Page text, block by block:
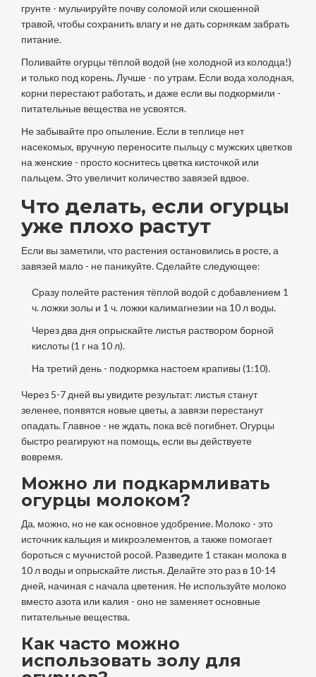
грунте - мульчируйте почву соломой или скошенной
травой, чтобы сохранить влагу и не дать сорнякам забрать
питание.
Поливайте огурцы тёплой водой (не холодной из колодца!)
и только под корень. Лучше - по утрам. Если вода холодная,
корни перестают работать, и даже если вы подкормили -
питательные вещества не усвоятся.
Не забывайте про опыление. Если в теплице нет
насекомых, вручную переносите пыльцу с мужских цветков
на женские - просто коснитесь цветка кисточкой или
пальцем. Это увеличит количество завязей вдвое.
Что делать, если огурцы
уже плохо растут
Если вы заметили, что растения остановились в росте, а
завязей мало - не паникуйте. Сделайте следующее:
Сразу полейте растения тёплой водой с добавлением 1
ч. ложки золы и 1 ч. ложки калимагнезии на 10 л воды.
Через два дня опрыскайте листья раствором борной
кислоты (1 г на 10 л).
На третий день - подкормка настоем крапивы (1:10).
Через 5-7 дней вы увидите результат: листья станут
зеленее, появятся новые цветы, а завязи перестанут
опадать. Главное - не ждать, пока всё погибнет. Огурцы
быстро реагируют на помощь, если вы действуете
вовремя.
Можно ли подкармливать
огурцы молоком?
Да, можно, но не как основное удобрение. Молоко - это
источник кальция и микроэлементов, а также помогает
бороться с мучнистой росой. Разведите 1 стакан молока в
10 л воды и опрыскайте листья. Делайте это раз в 10-14
дней, начиная с начала цветения. Не используйте молоко
вместо азота или калия - оно не заменяет основные
питательные вещества.
Как часто можно
использовать золу для